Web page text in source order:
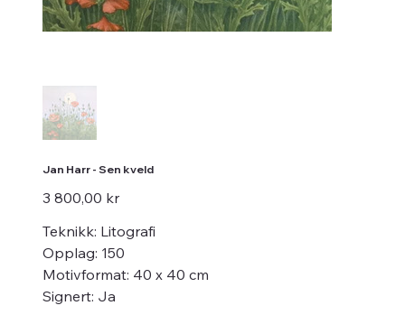
Jan Harr - Sen kveld
Pris
3 800,00 kr
Teknikk: Litografi
Opplag: 150
Motivformat: 40 x 40 cm
Signert: Ja